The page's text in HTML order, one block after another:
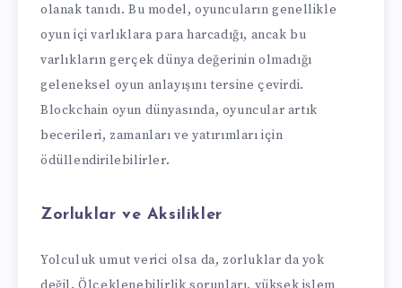
olanak tanıdı. Bu model, oyuncuların genellikle
oyun içi varlıklara para harcadığı, ancak bu
varlıkların gerçek dünya değerinin olmadığı
geleneksel oyun anlayışını tersine çevirdi.
Blockchain oyun dünyasında, oyuncular artık
becerileri, zamanları ve yatırımları için
ödüllendirilebilirler.
Zorluklar ve Aksilikler
Yolculuk umut verici olsa da, zorluklar da yok